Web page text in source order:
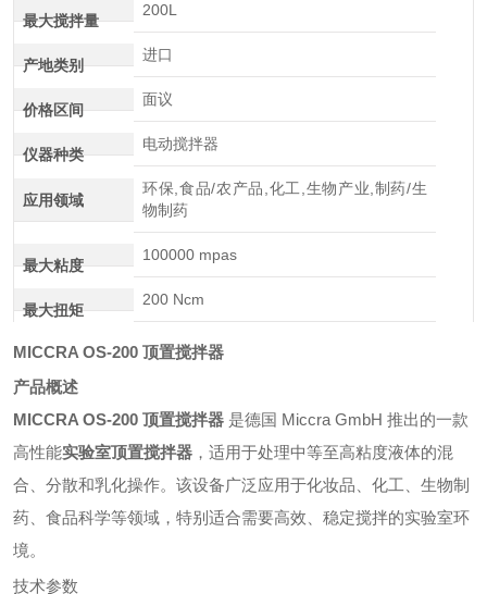
最大搅拌量
200L
产地类别
进口
价格区间
面议
仪器种类
电动搅拌器
应用领域
环保,食品/农产品,化工,生物产业,制药/生
物制药
最大粘度
100000 mpas
最大扭矩
200 Ncm
MICCRA OS-200 顶置搅拌器
产品概述
MICCRA OS-200 顶置搅拌器 是德国 Miccra GmbH 推出的一款
高性能实验室顶置搅拌器 ，适用于处理中等至高粘度液体的混
合、分散和乳化操作。 该设备广泛应用于化妆品、化工、生物制
药、食品科学等领域，特别适合需要高效、稳定搅拌的实验室环
境。
技术参数